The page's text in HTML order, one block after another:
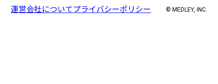
運営会社について プライバシーポリシー © MEDLEY, INC.